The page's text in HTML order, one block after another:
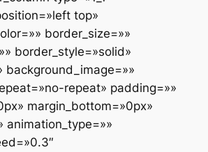
top»
border_size=»»
border_style=»solid»
background_image=»»
repeat» padding=»»
margin_bottom=»0px»
animation_type=»»